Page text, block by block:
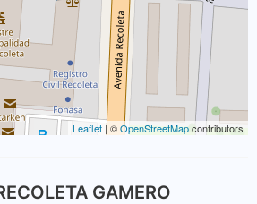
Leaflet | ©OpenStreetMapcontributors
GAMERO